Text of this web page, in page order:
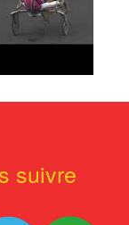
suivre